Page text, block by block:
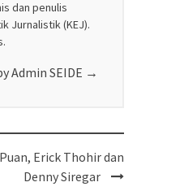
dan penulis
Jurnalistik (KEJ).
Admin SEIDE →
Erick Thohir dan
Denny Siregar